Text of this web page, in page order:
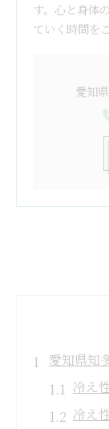
す。心と身体
ていく時間を
愛知
愛知県知
冷え
冷え